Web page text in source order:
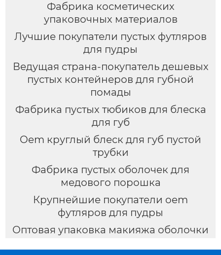
Фабрика косметических
упаковочных материалов
Лучшие покупатели пустых футляров
для пудры
Ведущая страна-покупатель дешевых
пустых контейнеров для губной
помады
Фабрика пустых тюбиков для блеска
для губ
Oem круглый блеск для губ пустой
трубки
Фабрика пустых оболочек для
медового порошка
Крупнейшие покупатели oem
футляров для пудры
Оптовая упаковка макияжа оболочки